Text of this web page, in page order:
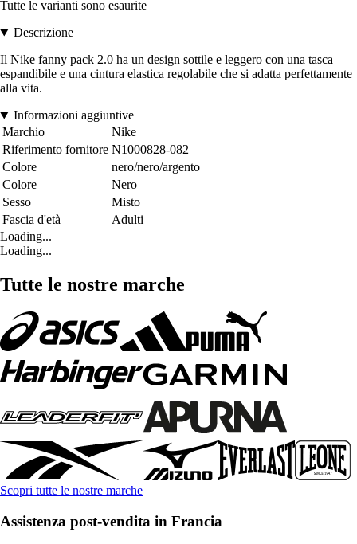
Tutte le varianti sono esaurite
Descrizione
Il Nike fanny pack 2.0 ha un design sottile e leggero con una tasca
espandibile e una cintura elastica regolabile che si adatta perfettamente
alla vita.
Informazioni aggiuntive
Marchio
Nike
Riferimento fornitore N1000828-082
Colore
nero/nero/argento
Colore
Nero
Sesso
Misto
Fascia d'età
Adulti
Loading...
Loading...
Tutte le nostre marche
Scopri tutte le nostre marche
Assistenza post-vendita in Francia